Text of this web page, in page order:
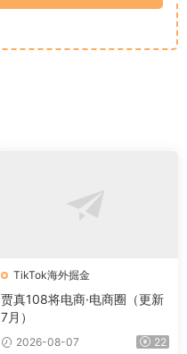
TikTok海外掘金
贾真108将电商·电商圈（更新
7月）
2026-08-07 22